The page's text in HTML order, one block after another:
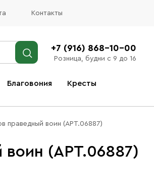
Контакты
+7 (916) 868-10-00
Розница, будни с 9 до 16
Благовония Кресты
праведный воин (АРТ.06887)
(АРТ.06887)